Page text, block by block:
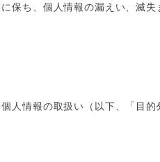
保ち、個人情報の漏えい、滅
人情報の取扱い（以下、「目